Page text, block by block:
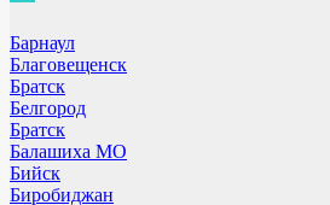
Барнаул
Благовещенск
Братск
Белгород
Братск
Балашиха МО
Бийск
Биробиджан